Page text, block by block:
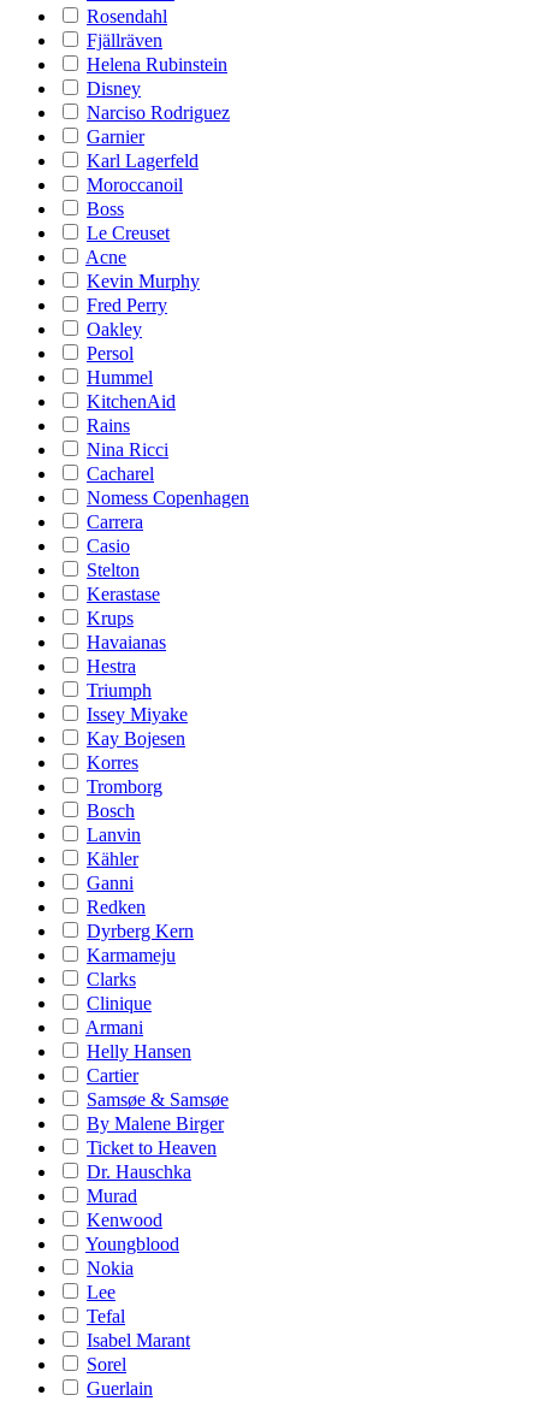
Rosendahl
Fjällräven
Helena Rubinstein
Disney
Narciso Rodriguez
Garnier
Karl Lagerfeld
Moroccanoil
Boss
Le Creuset
Acne
Kevin Murphy
Fred Perry
Oakley
Persol
Hummel
KitchenAid
Rains
Nina Ricci
Cacharel
Nomess Copenhagen
Carrera
Casio
Stelton
Kerastase
Krups
Havaianas
Hestra
Triumph
Issey Miyake
Kay Bojesen
Korres
Tromborg
Bosch
Lanvin
Kähler
Ganni
Redken
Dyrberg Kern
Karmameju
Clarks
Clinique
Armani
Helly Hansen
Cartier
Samsøe & Samsøe
By Malene Birger
Ticket to Heaven
Dr. Hauschka
Murad
Kenwood
Youngblood
Nokia
Lee
Tefal
Isabel Marant
Sorel
Guerlain